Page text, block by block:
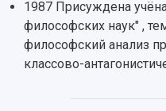
Персоналии
Сотрудники и
Мы в соцсетях
Мультимедиа
Образовательные
Профессорско-
Расписание занятий
Справочные
Научная
1987 Присуждена
философских наук" ,
философский анализ
классово-